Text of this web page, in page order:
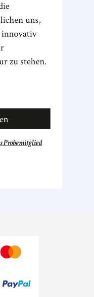
uns,
zu stehen.
Probemitglied